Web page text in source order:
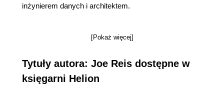
inżynierem danych i architektem.
[Pokaż więcej]
Tytuły autora: Joe Reis dostępne w
księgarni Helion